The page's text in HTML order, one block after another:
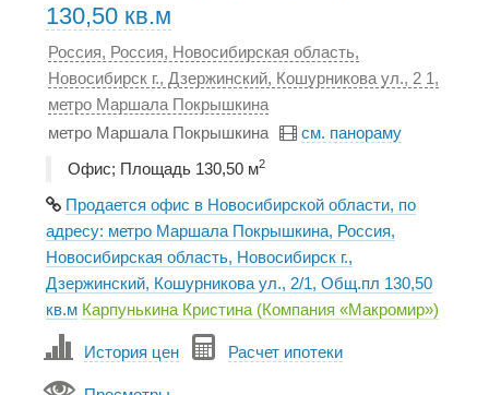
130,50 кв.м
Россия, Россия, Новосибирская область,
Новосибирск г., Дзержинский, Кошурникова ул., 2 1,
метро Маршала Покрышкина
метро Маршала Покрышкина
см. панораму
Офис; Площадь 130,50 м2
Продается офис в Новосибирской области, по
адресу: метро Маршала Покрышкина, Россия,
Новосибирская область, Новосибирск г.,
Дзержинский, Кошурникова ул., 2/1, Общ.пл 130,50
кв.м Карпунькина Кристина (Компания «Макромир»)
История цен Расчет ипотеки